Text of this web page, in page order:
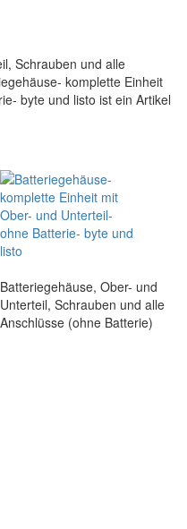
Schrauben und alle
komplette Einheit
byte und listo ist ein Artikel
Batteriegehäuse, Ober- und
Unterteil, Schrauben und alle
Anschlüsse (ohne Batterie)